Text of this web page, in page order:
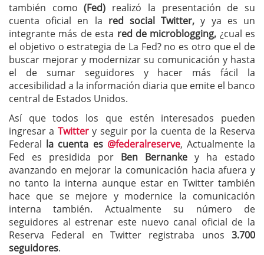
también como(Fed) realizó la presentación de su
cuenta oficial en la red social Twitter, y ya es un
integrante más de esta red de microblogging, ¿cual es
el objetivo o estrategia de La Fed? no es otro que el de
buscar mejorar y modernizar su comunicación y hasta
el de sumar seguidores y hacer más fácil la
accesibilidad a la información diaria que emite el banco
central de Estados Unidos.
Así que todos los que estén interesados pueden
ingresar a Twittery seguir por la cuenta de la Reserva
Federal la cuenta es @federalreserve, Actualmente la
Fed es presidida por Ben Bernanke y ha estado
avanzando en mejorar la comunicación hacia afuera y
no tanto la interna aunque estar en Twitter también
hace que se mejore y modernice la comunicación
interna también. Actualmente su número de
seguidores al estrenar este nuevo canal oficial de la
Reserva Federal en Twitter registraba unos 3.700
seguidores.